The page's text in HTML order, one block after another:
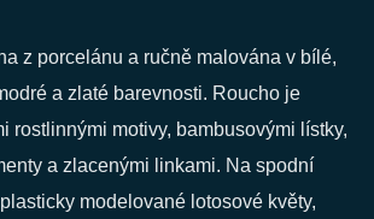
z porcelánu a ručně malována v bílé,
a zlaté barevnosti. Roucho je
rostlinnými motivy, bambusovými lístky,
a zlacenými linkami. Na spodní
modelované lotosové květy,